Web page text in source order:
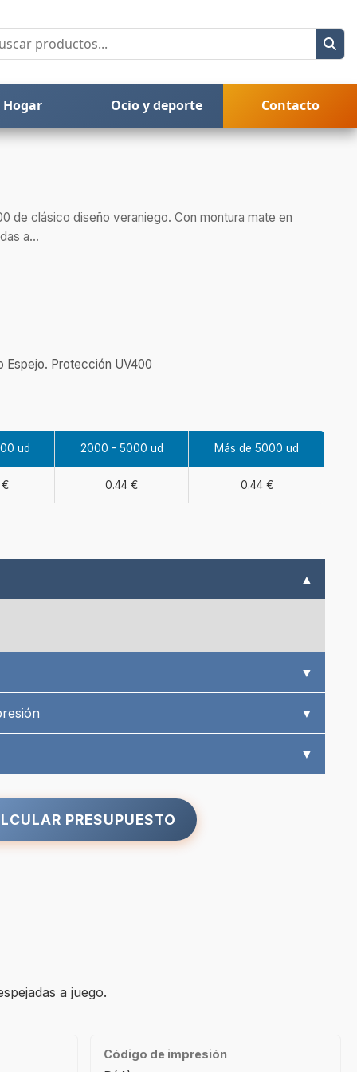
Hogar Ocio y deporte Contacto
de clásico diseño veraniego. Con montura mate en
a...
Protección UV400
ud 2000 - 5000 ud Más de 5000 ud
0.44 € 0.44 €
▲
▼
▼
▼
PRESUPUESTO
a juego.
Código de impresión